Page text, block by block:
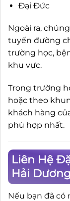
Đại Đức
Ngoài ra,
tuyến đường
trường học,
khu vực.
Trong trường
hoặc theo
khách hàng
phù hợp nhất.
Liên Hệ
Hải Dương
Nếu bạn đã có